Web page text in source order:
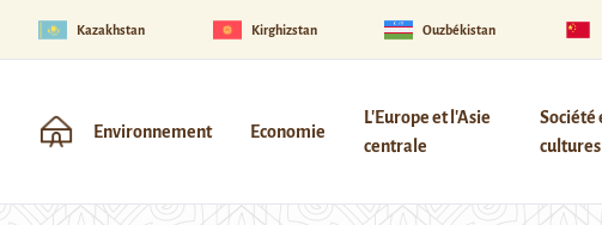
Kazakhstan Kirghizstan Ouzbékistan
Environnement Economie
L'Europe et l'Asie
centrale
Société
cultures